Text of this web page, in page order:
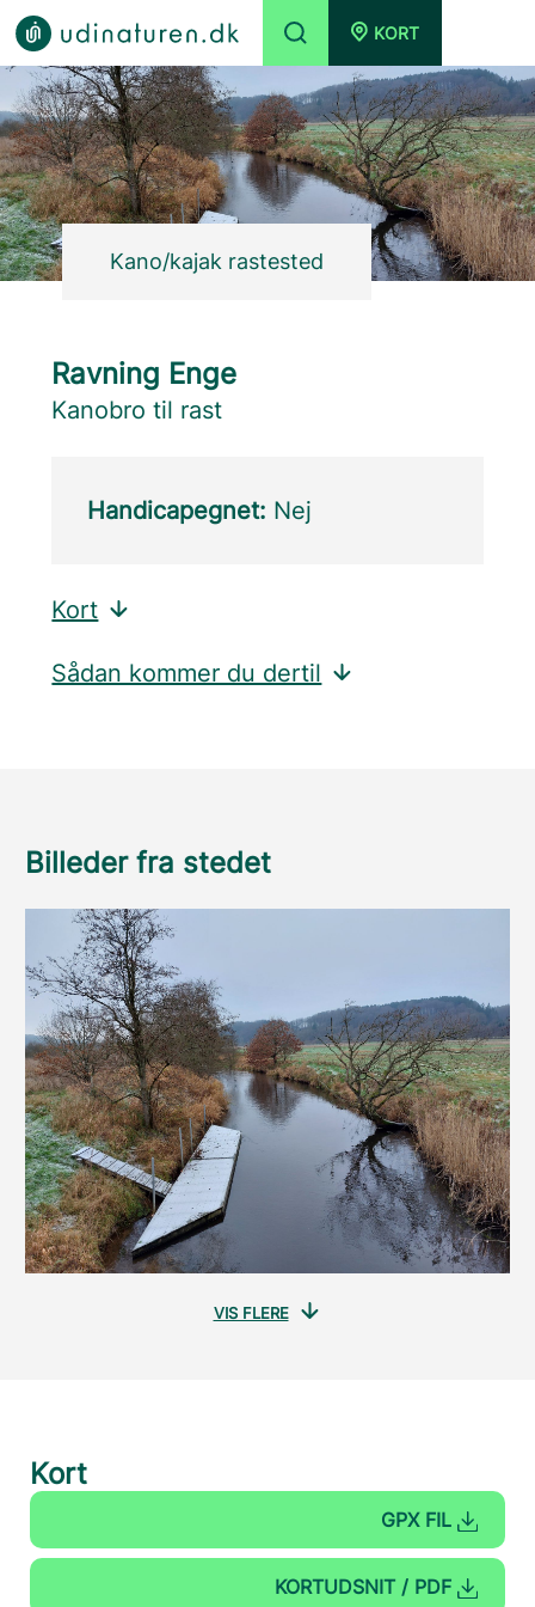
KORT
Kano/kajak rastested
Ravning Enge
Kanobro til rast
Handicapegnet: Nej
Kort
Sådan kommer du dertil
Billeder fra stedet
VIS FLERE
Kort
GPX FIL
KORTUDSNIT / PDF